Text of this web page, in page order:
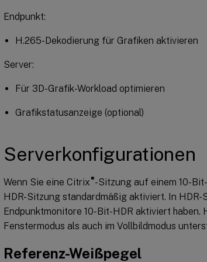
Endpunkt:
H.265-Dekodierung für Grafiken aktivieren
Server:
Für 3D-Grafik-Workload optimieren
Grafikstatusanzeige (optional)
Serverkonfigurationen
Wenn Sie eine Citrix®-Sitzung auf einem 10-
HDR-Sitzung standardmäßig aktiviert. In
Endpunktmonitore 10-Bit-HDR aktiviert haben.
Fenstermodus als auch im Vollbildmodus
Referenz-Weißpegel